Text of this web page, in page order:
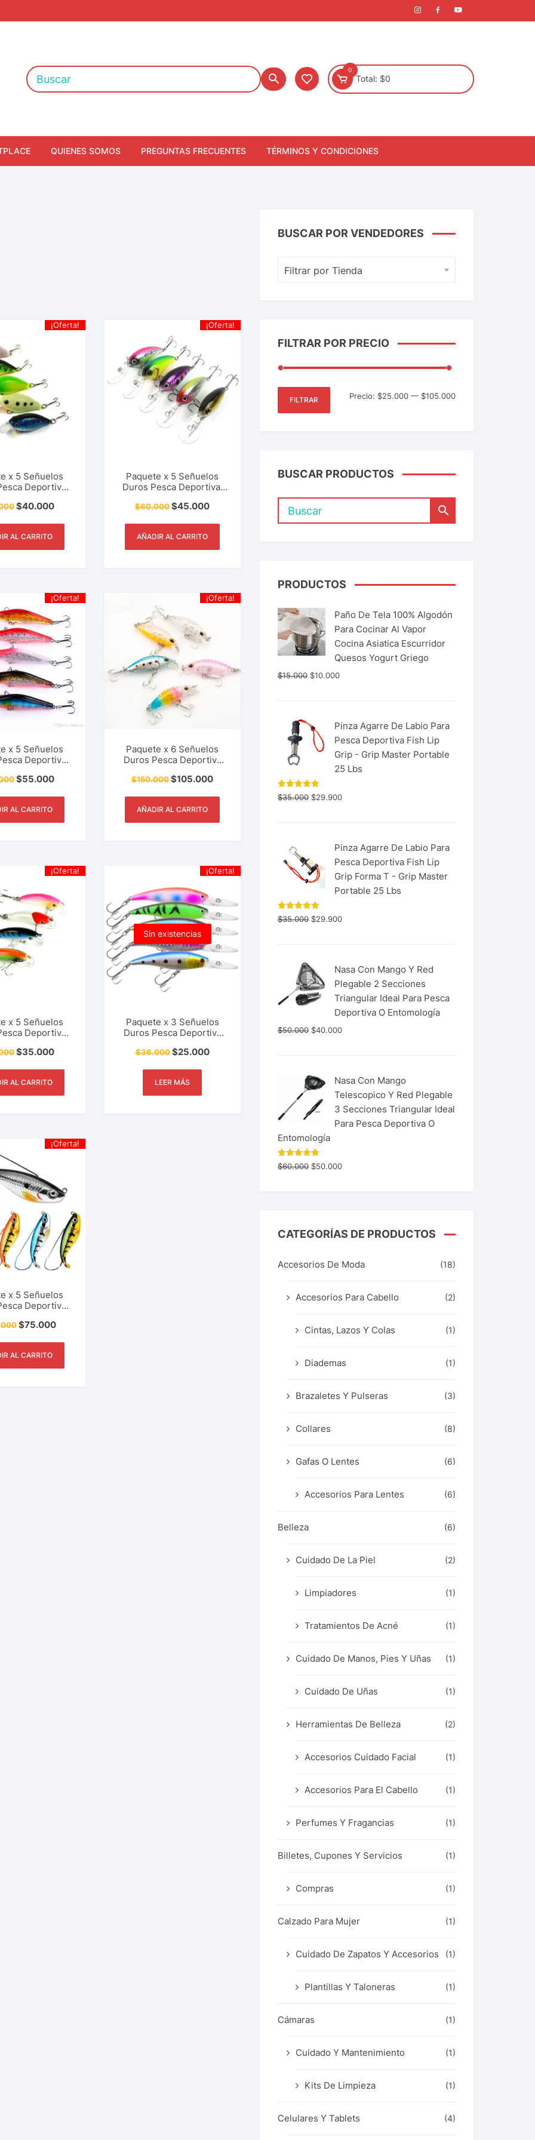
0
Total: $0
QUIENES SOMOS PREGUNTAS FRECUENTES TÉRMINOS Y CONDICIONES
¡Oferta!
x 5 Señuelos
Deportiva
7 Gr Especies
$40.000
AL CARRITO
¡Oferta!
Paquete x 5 Señuelos
Duros Pesca Deportiva.
Payara, Black Bass, 10 Cm
$60.000$45.000
AÑADIR AL CARRITO
¡Oferta!
x 5 Señuelos
Deportiva
Black Bass,
$55.000
AL CARRITO
¡Oferta!
Paquete x 6 Señuelos
Duros Pesca Deportiva
Picuda, Tucunaré, Black
$150.000$105.000
AÑADIR AL CARRITO
¡Oferta!
x 5 Señuelos
Deportiva
Trucha, Black
$35.000
AL CARRITO
Sin existencias
¡Oferta!
Paquete x 3 Señuelos
Duros Pesca Deportiva
Payara, Black Bass, 9 Cm
$36.000$25.000
LEER MÁS
¡Oferta!
x 5 Señuelos
Deportiva
Black Bass,
$75.000
AL CARRITO
BUSCAR POR VENDEDORES
Filtrar por Tienda
FILTRAR POR PRECIO
FILTRAR Precio: $25.000 — $105.000
BUSCAR PRODUCTOS
PRODUCTOS
Paño De Tela 100% Algodón
Para Cocinar Al Vapor
Cocina Asiatica Escurridor
Quesos Yogurt Griego
$15.000 $10.000
Pinza Agarre De Labio Para
Pesca Deportiva Fish Lip
Grip - Grip Master Portable
25 Lbs
Valorado
con 5.00
$35.000 $29.900
Pinza Agarre De Labio Para
Pesca Deportiva Fish Lip
Grip Forma T - Grip Master
Portable 25 Lbs
Valorado
con 5.00
$35.000 $29.900
Nasa Con Mango Y Red
Plegable 2 Secciones
Triangular Ideal Para Pesca
Deportiva O Entomología
$50.000 $40.000
Nasa Con Mango
Telescopico Y Red Plegable
3 Secciones Triangular Ideal
Para Pesca Deportiva O
Entomología
Valorado
con 5.00
$60.000 $50.000
CATEGORÍAS DE PRODUCTOS
Accesorios De Moda (18)
Accesorios Para Cabello (2)
Cintas, Lazos Y Colas (1)
Diademas (1)
Brazaletes Y Pulseras (3)
Collares (8)
Gafas O Lentes (6)
Accesorios Para Lentes (6)
Belleza (6)
Cuidado De La Piel (2)
Limpiadores (1)
Tratamientos De Acné (1)
Cuidado De Manos, Pies Y Uñas (1)
Cuidado De Uñas (1)
Herramientas De Belleza (2)
Accesorios Cuidado Facial (1)
Accesorios Para El Cabello (1)
Perfumes Y Fragancias (1)
Billetes, Cupones Y Servicios (1)
Compras (1)
Calzado Para Mujer (1)
Cuidado De Zapatos Y Accesorios (1)
Plantillas Y Taloneras (1)
Cámaras (1)
Cuidado Y Mantenimiento (1)
Kits De Limpieza (1)
Celulares Y Tablets (4)